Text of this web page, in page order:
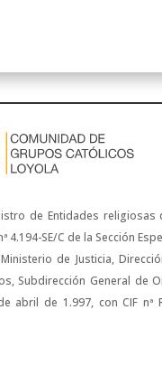
de Entidades religiosas
4.194-SE/C de la Sección
de Justicia,
Subdirección General de
abril de 1.997, con CIF nª